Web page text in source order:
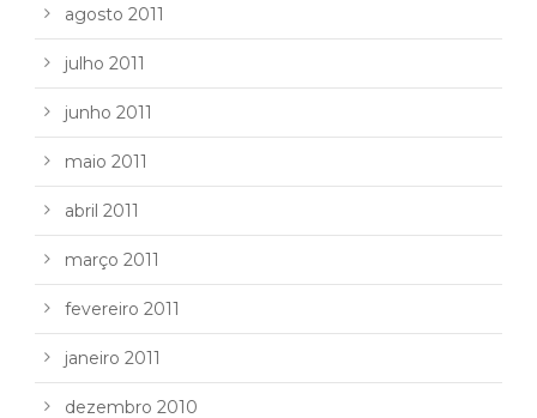
agosto 2011
julho 2011
junho 2011
maio 2011
abril 2011
março 2011
fevereiro 2011
janeiro 2011
dezembro 2010